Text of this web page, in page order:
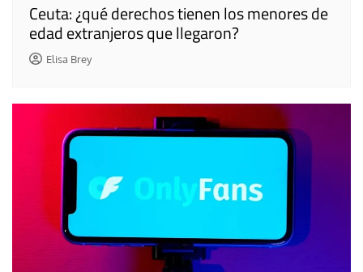
Ceuta: ¿qué derechos tienen los menores de
edad extranjeros que llegaron?
Elisa Brey